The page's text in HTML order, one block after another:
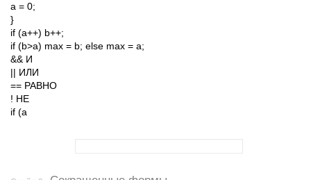
a = 0;
}
if (a++) b++;
if (b>a) max = b; else max = a;
&& И
|| ИЛИ
== РАВНО
! НЕ
if (a